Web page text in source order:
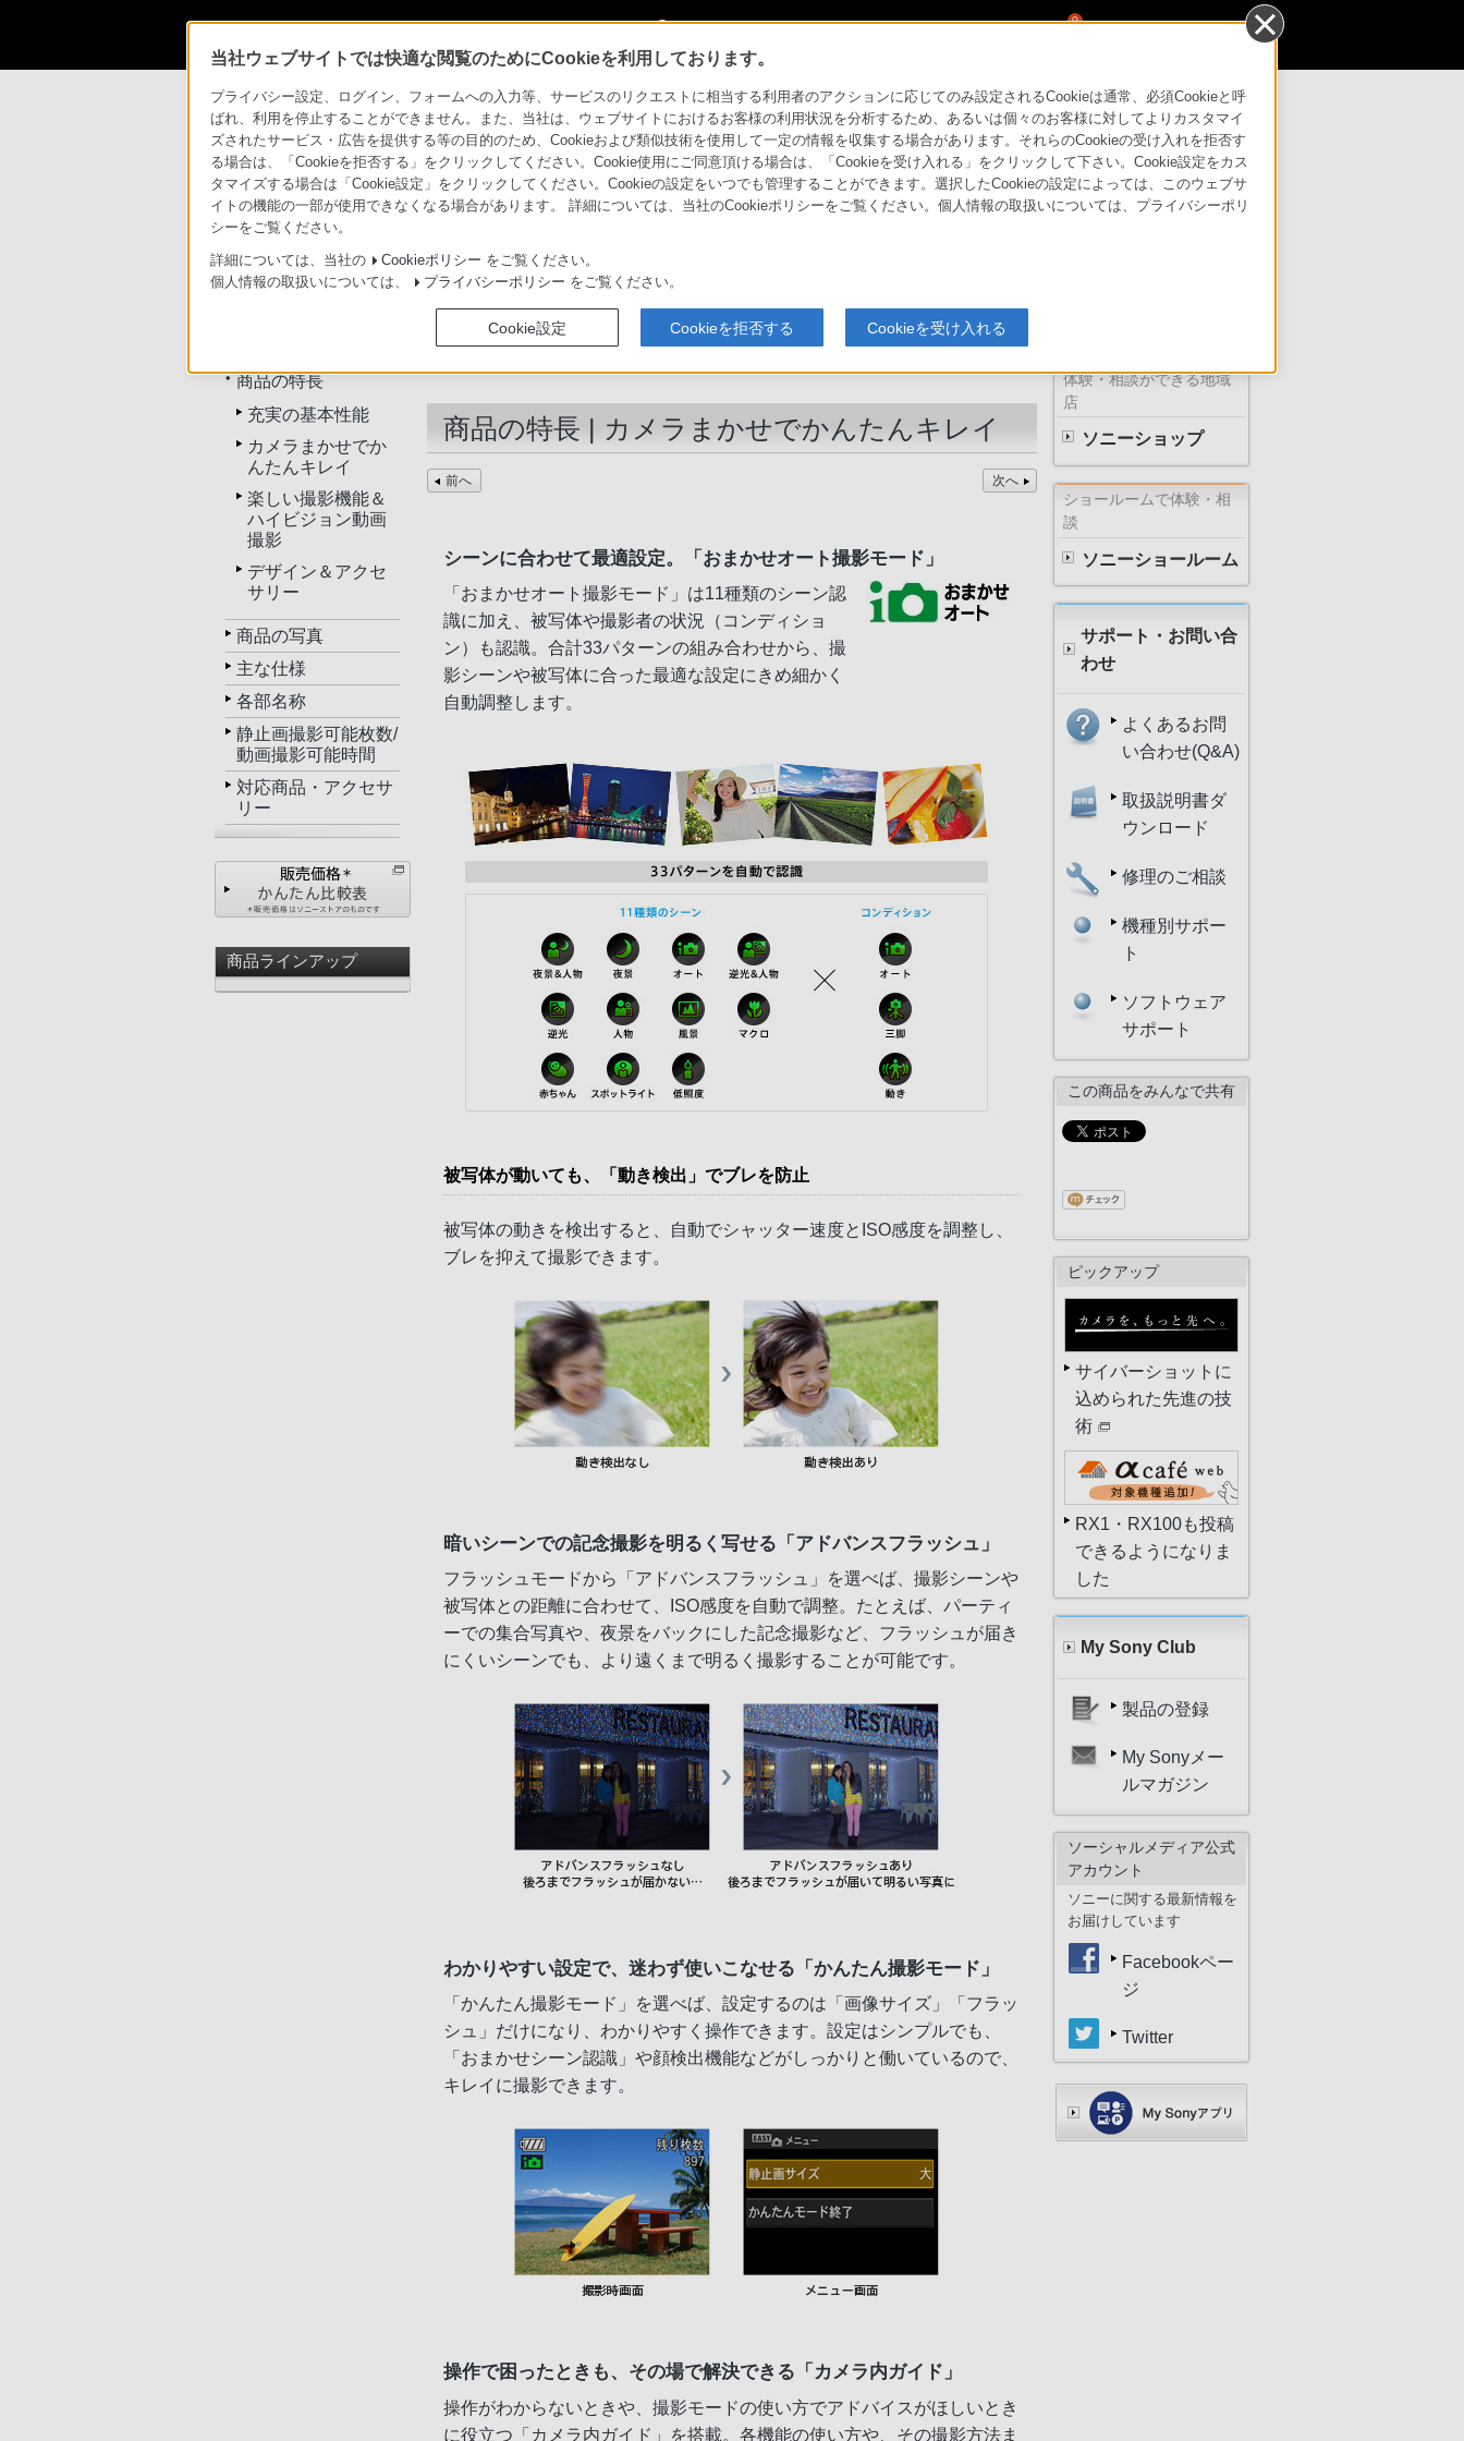
0
商品情報・ストア サイバーショット DSC-W730 特長 : カメラまかせでかんたんキレイ
デジタルスチルカメラ Cyber-shot 法人のお客様はこちら サポート・お問い合わせ
トップ
商品の特長
充実の基本性能
カメラまかせでか
んたんキレイ
楽しい撮影機能＆
ハイビジョン動画
撮影
デザイン＆アクセ
サリー
商品の写真
主な仕様
各部名称
静止画撮影可能枚数/
動画撮影可能時間
対応商品・アクセサ
リー
商品ラインアップ
デジタルスチルカメラ
DSC-W730
商品の特長 | カメラまかせでかんたんキレイ
前へ 次へ
シーンに合わせて最適設定。「おまかせオート撮影モード」
「おまかせオート撮影モード」は11種類のシーン認
識に加え、被写体や撮影者の状況（コンディショ
ン）も認識。合計33パターンの組み合わせから、撮
影シーンや被写体に合った最適な設定にきめ細かく
自動調整します。
被写体が動いても、「動き検出」でブレを防止
被写体の動きを検出すると、自動でシャッター速度とISO感度を調整し、
ブレを抑えて撮影できます。
暗いシーンでの記念撮影を明るく写せる「アドバンスフラッシュ」
フラッシュモードから「アドバンスフラッシュ」を選べば、撮影シーンや
被写体との距離に合わせて、ISO感度を自動で調整。たとえば、パーティ
ーでの集合写真や、夜景をバックにした記念撮影など、フラッシュが届き
にくいシーンでも、より遠くまで明るく撮影することが可能です。
わかりやすい設定で、迷わず使いこなせる「かんたん撮影モード」
「かんたん撮影モード」を選べば、設定するのは「画像サイズ」「フラッ
シュ」だけになり、わかりやすく操作できます。設定はシンプルでも、
「おまかせシーン認識」や顔検出機能などがしっかりと働いているので、
キレイに撮影できます。
操作で困ったときも、その場で解決できる「カメラ内ガイド」
操作がわからないときや、撮影モードの使い方でアドバイスがほしいとき
に役立つ「カメラ内ガイド」を搭載。各機能の使い方や、その撮影方法ま
体験・相談ができる地域
店
ソニーショップ
ショールームで体験・相
談
ソニーショールーム
サポート・お問い合
わせ
よくあるお問
い合わせ(Q&A)
取扱説明書ダ
ウンロード
修理のご相談
機種別サポー
ト
ソフトウェア
サポート
この商品をみんなで共有
ピックアップ
サイバーショットに
込められた先進の技
術
RX1・RX100も投稿
できるようになりま
した
My Sony Club
製品の登録
My Sonyメー
ルマガジン
ソーシャルメディア公式
アカウント
ソニーに関する最新情報を
お届けしています
Facebookペー
ジ
Twitter
当社ウェブサイトでは快適な閲覧のためにCookieを利用しております。
プライバシー設定、ログイン、フォームへの入力等、サービスのリクエストに相当する利用者のアクションに応じてのみ設定されるCookieは通常、必須Cookieと呼
ばれ、利用を停止することができません。また、当社は、ウェブサイトにおけるお客様の利用状況を分析するため、あるいは個々のお客様に対してよりカスタマイ
ズされたサービス・広告を提供する等の目的のため、Cookieおよび類似技術を使用して一定の情報を収集する場合があります。それらのCookieの受け入れを拒否す
る場合は、「Cookieを拒否する」をクリックしてください。Cookie使用にご同意頂ける場合は、「Cookieを受け入れる」をクリックして下さい。Cookie設定をカス
タマイズする場合は「Cookie設定」をクリックしてください。Cookieの設定をいつでも管理することができます。選択したCookieの設定によっては、このウェブサ
イトの機能の一部が使用できなくなる場合があります。 詳細については、当社のCookieポリシーをご覧ください。個人情報の取扱いについては、プライバシーポリ
シーをご覧ください。
詳細については、当社の Cookieポリシー をご覧ください。
個人情報の取扱いについては、
プライバシーポリシー をご覧ください。
Cookie設定 Cookieを拒否する Cookieを受け入れる